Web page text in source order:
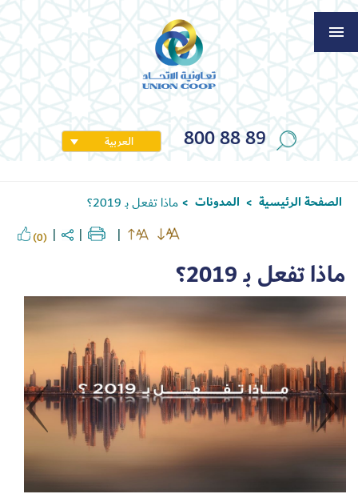
800 88 89 العربية
الصفحة الرئيسية > المدونات > ماذا تفعل بـ 2019؟
(0)
ماذا تفعل بـ 2019؟